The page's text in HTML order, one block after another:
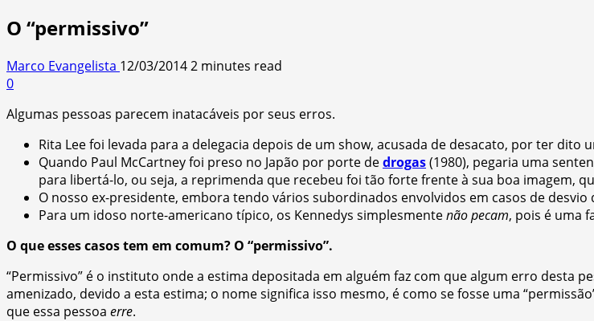
O “permissivo”
Marco Evangelista 12/03/20142 minutes read
0
Algumas pessoas parecem inatacáveis por seus erros.
Rita Lee foi levada para a delegacia depois de um show, acusada de desacato, por ter dito
Quando Paul McCartney foi preso no Japão por porte dedrogas(1980), pegaria uma
para libertá-lo, ou seja, a reprimenda que recebeu foi tão forte frente à sua boa imagem,
O nosso ex-presidente, embora tendo vários subordinados envolvidos em casos de
Para um idoso norte-americano típico, os Kennedys simplesmentenão pecam, pois é uma
O que esses casos tem em comum? O “permissivo”.
“Permissivo” é o instituto onde a estima depositada em alguém faz com que algum erro desta
amenizado, devido a esta estima; o nome significa isso mesmo, é como se fosse uma
que essa pessoa erre.